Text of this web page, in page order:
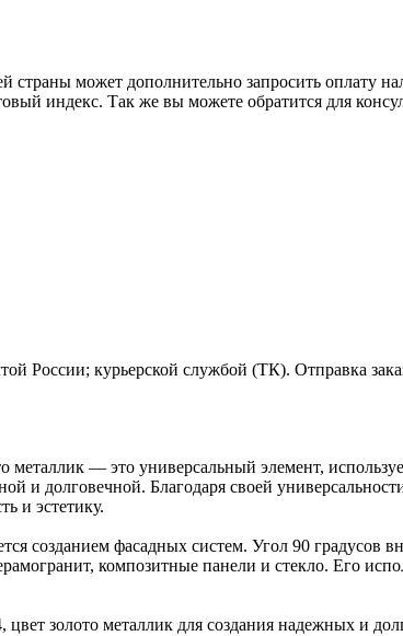
страны может дополнительно запросить оплату
индекс. Так же вы можете обратится для
России; курьерской службой (ТК). Отправка
— это универсальный элемент,
и долговечной. Благодаря своей
и эстетику.
созданием фасадных систем. Угол 90 градусов
композитные панели и стекло. Его
золото металлик для создания надежных и